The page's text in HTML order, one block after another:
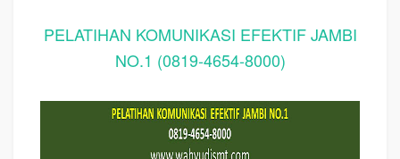
PELATIHAN KOMUNIKASI EFEKTIF JAMBI
NO.1 (0819-4654-8000)